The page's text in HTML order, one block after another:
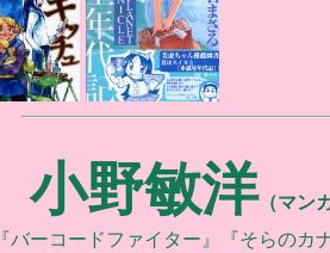
小野敏洋（マン
『バーコードファイター』『そらのカ